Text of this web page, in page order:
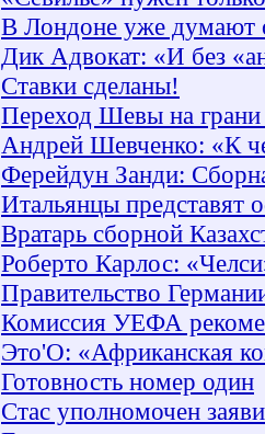
В Лондоне уже думают
Дик Адвокат: «И без
Ставки сделаны!
Переход Шевы на грани
Андрей Шевченко: «К
Ферейдун Занди:
Итальянцы
Вратарь сборной
Роберто Карлос:
Правительство
Комиссия УЕФА
Это'О: «Африканская
Готовность номер один
Стас уполномочен